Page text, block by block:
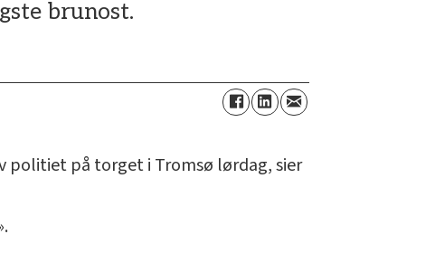
brunost.
politiet på torget i Tromsø lørdag, sier